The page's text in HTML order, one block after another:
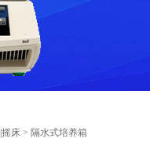
摇床 > 隔水式培养箱